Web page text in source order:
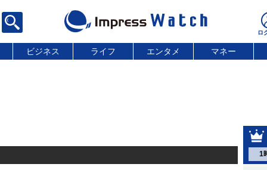
ビジネス ライフ エンタメ マネー
1